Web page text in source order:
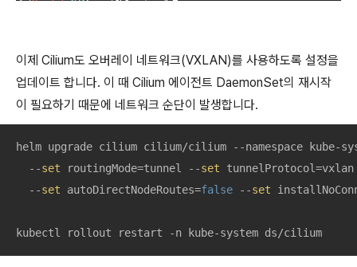
이제 Cilium도 오버레이 네트워크(VXLAN)를 사용하도록 설정을
업데이트 합니다. 이 때 Cilium 에이전트 DaemonSet의 재시작
이 필요하기 때문에 네트워크 순단이 발생합니다.
helm upgrade cilium cilium/cilium --namespace kube-
  --
set routingMode=tunnel --set
  --
set autoDirectNodeRoutes=false --set
kubectl rollout restart -n kube-system ds/cilium